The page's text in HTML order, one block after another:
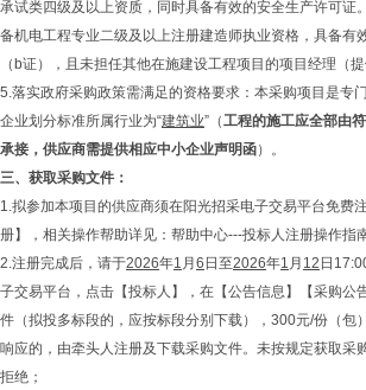
承试类四级及以上资质，同时具备有效的安全生产许可证
备机电工程专业二级及以上注册建造师执业资格，具备有
（b证），且未担任其他在施建设工程项目的项目经理（
5.落实政府采购政策需满足的资格要求：本采购项目是专
企业划分标准所属行业为“建筑业”（工程的施工应全部由
承接，供应商需提供相应中小企业声明函）。
三、 获取采购文件 ：
1.拟参加本项目的供应商须在阳光招采电子交易平台免费
册】，相关操作帮助详见：帮助中心---投标人注册操作指
2.注册完成后，请于2026年1 月 6 日至2026年1 月 12 日
子交易平台，点击【投标人】，在【公告信息】【采购公
件（拟投多标段的，应按标段分别下载），300元/份（包
响应的，由牵头人注册及下载采购文件。未按规定获取采
拒绝；